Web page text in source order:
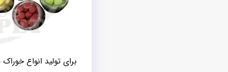
برای تولید انواع